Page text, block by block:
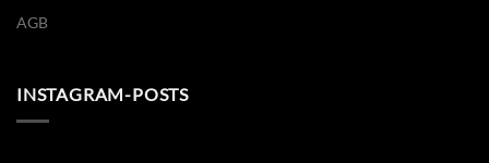
AGB
INSTAGRAM-POSTS